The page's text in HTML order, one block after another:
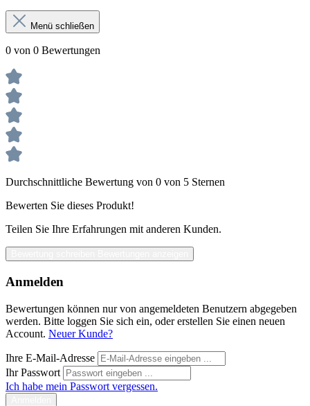
Menü schließen
0 von 0 Bewertungen
Durchschnittliche Bewertung von 0 von 5 Sternen
Bewerten Sie dieses Produkt!
Teilen Sie Ihre Erfahrungen mit anderen Kunden.
Anmelden
Bewertungen können nur von angemeldeten Benutzern abgegeben
werden. Bitte loggen Sie sich ein, oder erstellen Sie einen neuen
Account. Neuer Kunde?
Ihre E-Mail-Adresse
Ihr Passwort
Ich habe mein Passwort vergessen.